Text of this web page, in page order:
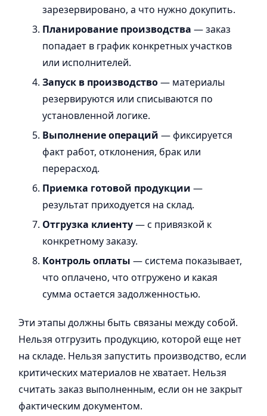
зарезервировано, а что нужно докупить.
Планирование производства — заказ
попадает в график конкретных участков
или исполнителей.
Запуск в производство— материалы
резервируются или списываются по
установленной логике.
Выполнение операций — фиксируется
факт работ, отклонения, брак или
перерасход.
Приемка готовой продукции —
результат приходуется на склад.
Отгрузка клиенту— с привязкой к
конкретному заказу.
Контроль оплаты — система показывает,
что оплачено, что отгружено и какая
сумма остается задолженностью.
Эти этапы должны быть связаны между собой.
Нельзя отгрузить продукцию, которой еще нет
на складе. Нельзя запустить производство, если
критических материалов не хватает. Нельзя
считать заказ выполненным, если он не закрыт
фактическим документом.